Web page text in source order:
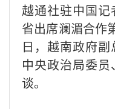
越通社驻中国
省出席澜湄合作
日，越南政府
中央政治局委
谈。